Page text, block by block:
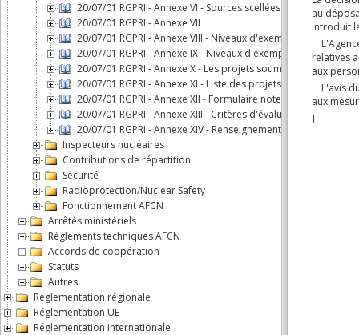
20/07/01 RGPRI - Annexe VI - Sources scellées de haute
20/07/01 RGPRI - Annexe VII
20/07/01 RGPRI - Annexe VIII - Niveaux d'exemption de
20/07/01 RGPRI - Annexe IX - Niveaux d'exemption de
20/07/01 RGPRI - Annexe X - Les projets soumis au rapport
20/07/01 RGPRI - Annexe XI - Liste des projets soumis à un
20/07/01 RGPRI - Annexe XII - Formulaire note de screening
20/07/01 RGPRI - Annexe XIII - Critères d'évaluation screening
20/07/01 RGPRI - Annexe XIV - Renseignements
Inspecteurs nucléaires
Contributions de répartition
Sécurité
Radioprotection/Nuclear Safety
Fonctionnement AFCN
Arrêtés ministériels
Règlements techniques AFCN
Accords de coopération
Statuts
Autres
Réglementation régionale
Réglementation UE
Réglementation internationale